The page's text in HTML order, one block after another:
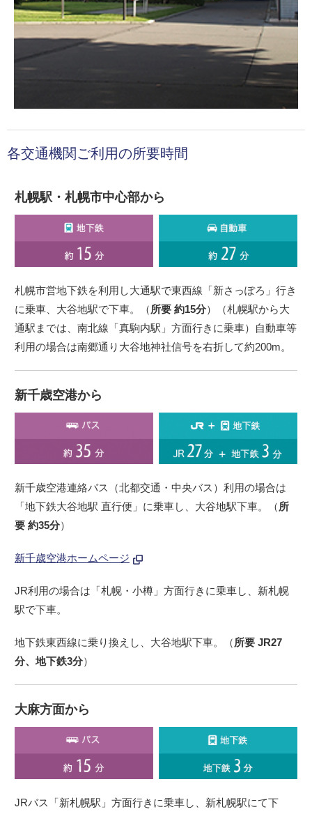
各交通機関ご利用の所要時間
札幌駅・札幌市中心部から
札幌市営地下鉄を利用し大通駅で東西線「新さっぽろ」行き
に乗車、大谷地駅で下車。（所要 約15分）（札幌駅から大
通駅までは、南北線「真駒内駅」方面行きに乗車）自動車等
利用の場合は南郷通り大谷地神社信号を右折して約200m。
新千歳空港から
新千歳空港連絡バス（北都交通・中央バス）利用の場合は
「地下鉄大谷地駅 直行便」に乗車し、大谷地駅下車。（所
要 約35分）
新千歳空港ホームページ
JR利用の場合は「札幌・小樽」方面行きに乗車し、新札幌
駅で下車。
地下鉄東西線に乗り換えし、大谷地駅下車。（所要 JR27
分、地下鉄3分）
大麻方面から
JRバス「新札幌駅」方面行きに乗車し、新札幌駅にて下